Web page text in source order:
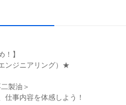
！】
ンジニアリング）★
製油＞
仕事内容を体感しよう！